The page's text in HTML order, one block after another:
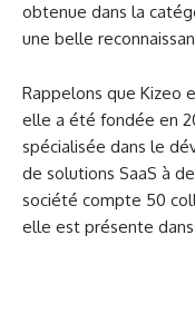
obtenue dans la
une belle
Rappelons que Kizeo
elle a été fondée en
spécialisée dans le
de solutions SaaS à
société compte 50
elle est présente dans